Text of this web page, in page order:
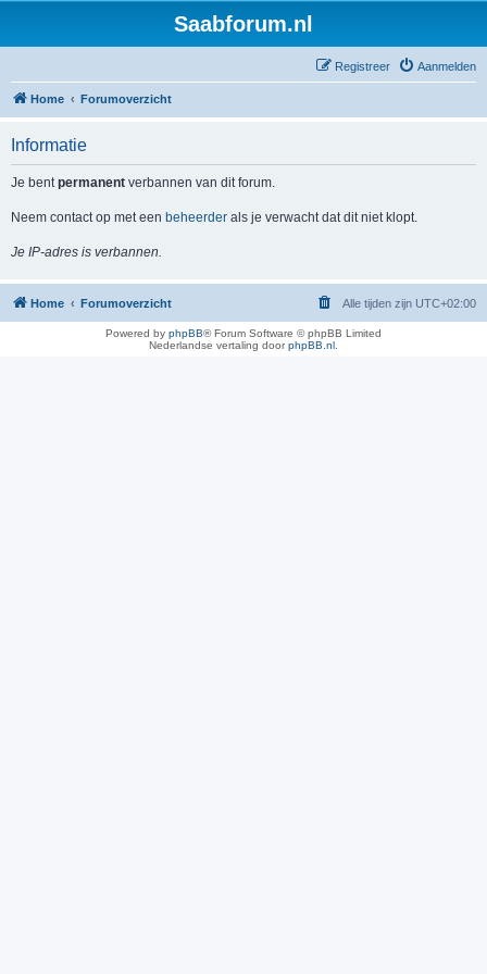
Saabforum.nl
Aanmelden
Registreer
Home Forumoverzicht
Informatie
Je bentpermanent verbannen van dit forum.
Neem contact op met een beheerder als je verwacht dat dit niet klopt.
Je IP-adres is verbannen.
Home Forumoverzicht Alle tijden zijn UTC+02:00
Powered by phpBB® Forum Software © phpBB Limited
Nederlandse vertaling doorphpBB.nl